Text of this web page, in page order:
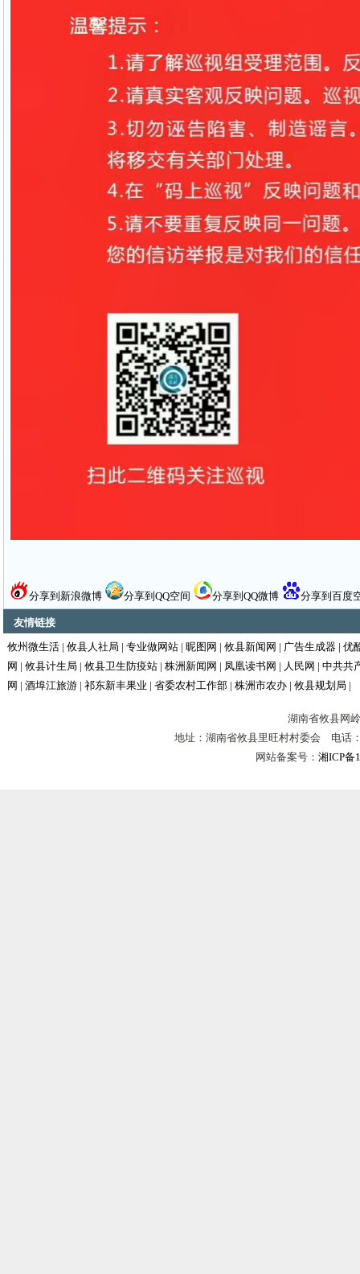
分享到新浪微博 分享到QQ空间 分享到QQ微博 分享到百度
友情链接
攸州微生活 | 攸县人社局 | 专业做网站 | 昵图网 | 攸县新闻网 | 广告生成器 | 优
网 | 攸县计生局 | 攸县卫生防疫站 | 株洲新闻网 | 凤凰读书网 | 人民网 | 中共共
网 | 酒埠江旅游 | 祁东新丰果业 | 省委农村工作部 | 株洲市农办 | 攸县规划局 |
湖南省攸县网
地址：湖南省攸县里旺村村委会 电
网站备案号： 湘ICP备